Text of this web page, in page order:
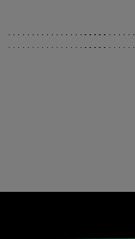
Hírek